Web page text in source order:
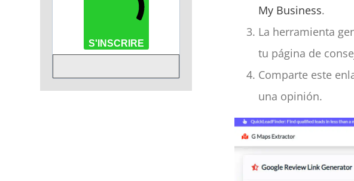
My Business.
La herramienta
tu página de
Comparte este
una opinión.
S'INSCRIRE